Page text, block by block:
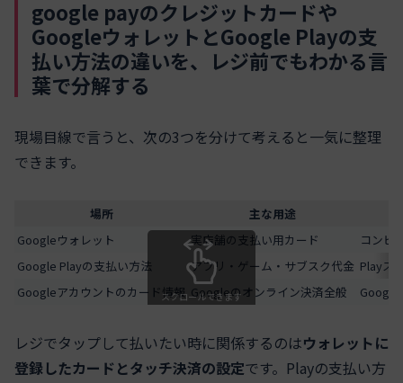
google payのクレジットカードや
GoogleウォレットとGoogle Playの支
払い方法の違いを、レジ前でもわかる言
葉で分解する
現場目線で言うと、次の3つを分けて考えると一気に整理
できます。
場所 主な用途
Googleウォレット
実店舗の支払い用カード
コンビ
Google Playの支払い方法
アプリ・ゲーム・サブスク代金 Playス
Googleアカウントのカード情報 Googleのオンライン決済全般 Google
スクロールできます
レジでタップして払いたい時に関係するのはウォレットに
登録したカードとタッチ決済の設定です。Playの支払い方